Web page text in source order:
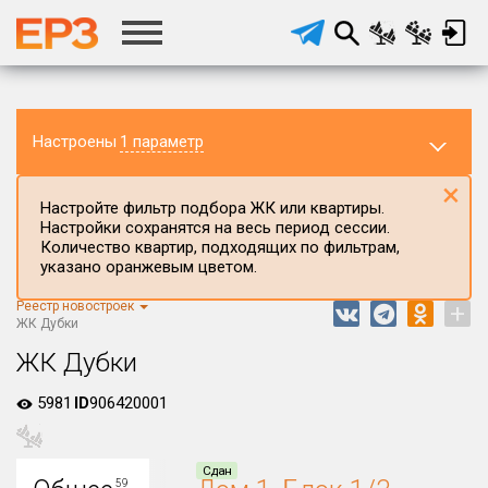
Настроены 1 параметр
Регион ЖК
Оренбургская область
Район в регионе
Все
Населённый пункт
Настройте фильтр подбора ЖК или квартиры.
Настройки сохранятся на весь период сессии.
Количество квартир, подходящих по фильтрам,
указано оранжевым цветом.
×
Реестр новостроек
ЖК Дубки
+
ЖК Дубки
5981 ID906420001
59
Сдан